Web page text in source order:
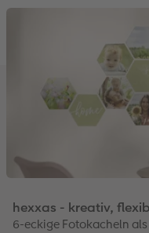
hexxas - kreativ,
6-eckige Fotokacheln